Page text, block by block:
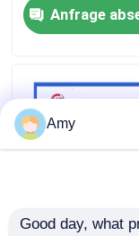
Referenzen
Betonpumpe-
Anfrage
Amy
Good day, what